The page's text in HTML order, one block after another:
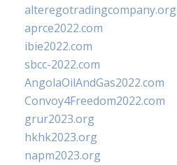
alteregotradingcompany.org
aprce2022.com
ibie2022.com
sbcc-2022.com
AngolaOilAndGas2022.com
Convoy4Freedom2022.com
grur2023.org
hkhk2023.org
napm2023.org